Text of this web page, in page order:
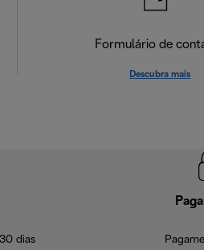
Formulário de
Descubra mais
dias